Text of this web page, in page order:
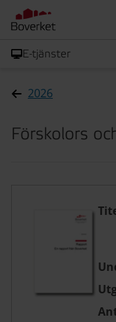
E-tjänster
2026
Förskolors